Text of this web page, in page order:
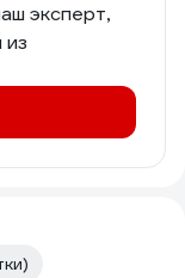
эксперт,
из